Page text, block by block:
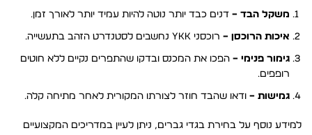
משקל הבד – דנים כבד יותר נוטה להיות עמיד יותר לאורך זמן.
איכות הרוכסן – רוכסני YKK נחשבים לסטנדרט הזהב בתעשייה.
גימור פנימי – הפכו את המכנס ובדקו שהתפרים נקיים ללא חוטים
רופפים.
גמישות – ודאו שהבד חוזר לצורתו המקורית לאחר מתיחה קלה.
למידע נוסף על בחירת בגדי גברים, ניתן לעיין במדריכים המקצועיים